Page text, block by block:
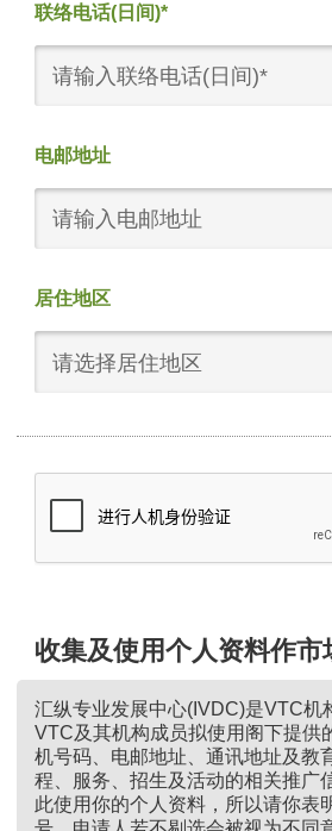
联络电话(日间)*
电邮地址
居住地区
请选择居住地区
收集及使用个人资料作市
汇纵专业发展中心(IVDC)是VTC机
VTC及其机构成员拟使用阁下提供
机号码、电邮地址、通讯地址及教
程、服务、招生及活动的相关推广
此使用你的个人资料，所以请你表